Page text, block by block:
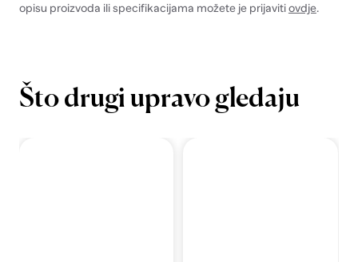
opisu proizvoda ili specifikacijama možete je prijavitiovdje.
Što drugi upravo gledaju